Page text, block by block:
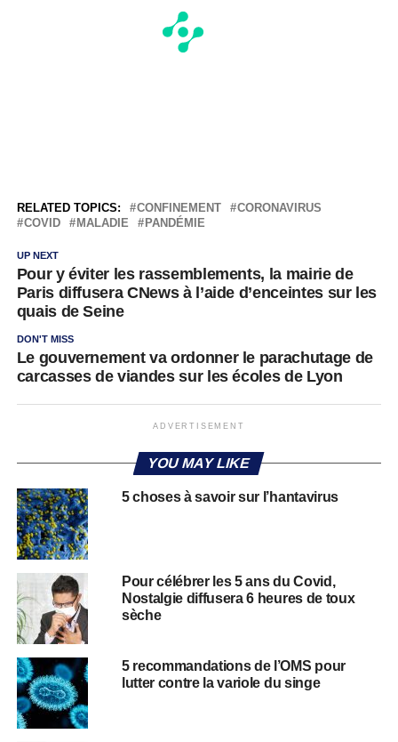
RELATED TOPICS: CONFINEMENT
CORONAVIRUS
COVID
MALADIE PANDÉMIE
UP NEXT
Pour y éviter les rassemblements, la mairie de
Paris diffusera CNews à l’aide d’enceintes sur les
quais de Seine
DON'T MISS
Le gouvernement va ordonner le parachutage de
carcasses de viandes sur les écoles de Lyon
ADVERTISEMENT
YOU MAY LIKE
5 choses à savoir sur l’hantavirus
Pour célébrer les 5 ans du Covid,
Nostalgie diffusera 6 heures de toux
sèche
5 recommandations de l’OMS pour
lutter contre la variole du singe